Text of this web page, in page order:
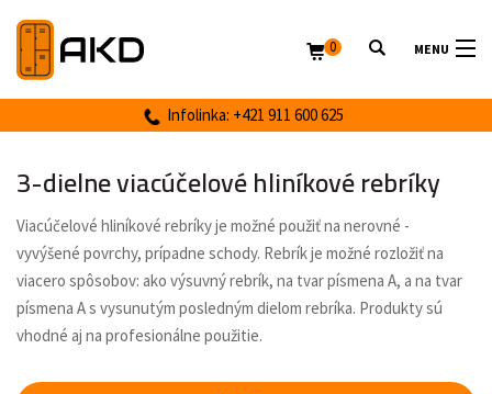
MENU
Infolinka: +421 911 600 625
0
3-dielne viacúčelové hliníkové rebríky
Viacúčelové hliníkové rebríky je možné použiť na nerovné -
vyvýšené povrchy, prípadne schody. Rebrík je možné rozložiť na
viacero spôsobov: ako výsuvný rebrík, na tvar písmena A, a na tvar
písmena A s vysunutým posledným dielom rebríka. Produkty sú
vhodné aj na profesionálne použitie.